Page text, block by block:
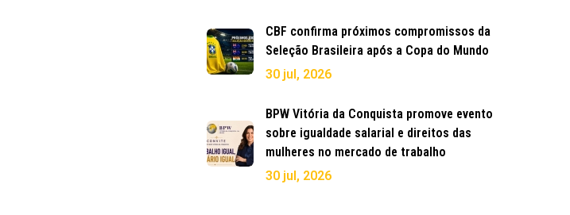
CBF confirma próximos compromissos da
Seleção Brasileira após a Copa do Mundo
30 jul, 2026
BPW Vitória da Conquista promove evento
sobre igualdade salarial e direitos das
mulheres no mercado de trabalho
30 jul, 2026